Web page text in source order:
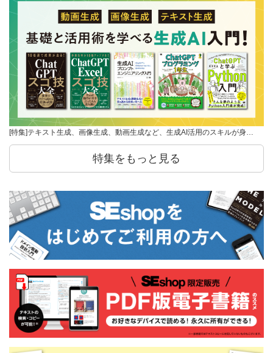
[特集]テキスト生成、画像生成、動画生成など、生成AI活用のスキルが身…
特集をもっと見る